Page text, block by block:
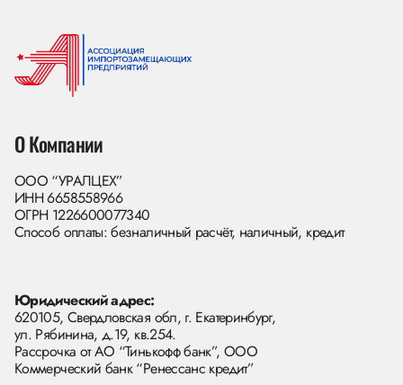
О Компании
ООО “УРАЛЦЕХ”
ИНН 6658558966
ОГРН 1226600077340
Способ оплаты: безналичный расчёт, наличный, кредит
Юридический адрес:
620105, Свердловская обл, г. Екатеринбург,
ул. Рябинина, д.19, кв.254.
Рассрочка от АО “Тинькофф банк”, ООО
Коммерческий банк “Ренессанс кредит”